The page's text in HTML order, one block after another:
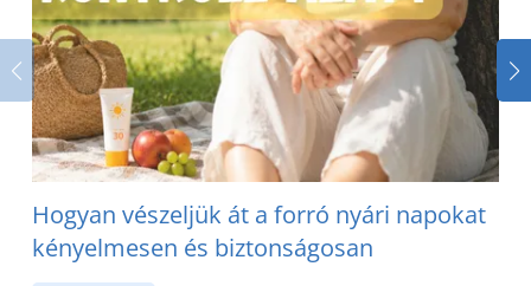
Hogyan vészeljük át a forró nyári napokat
kényelmesen és biztonságosan